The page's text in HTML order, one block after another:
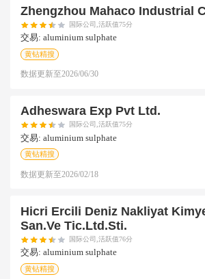
Zhengzhou Mahaco Industrial
国际公司,活跃值75分
交易: aluminium sulphate
黄钻精搜
数据更新至2026/06/30
Adheswara Exp Pvt Ltd.
国际公司,活跃值75分
交易: aluminium sulphate
黄钻精搜
数据更新至2026/02/18
Hicri Ercili Deniz Nakliyat
San.ve Tic.ltd.sti.
国际公司,活跃值76分
交易: aluminium sulphate
黄钻精搜